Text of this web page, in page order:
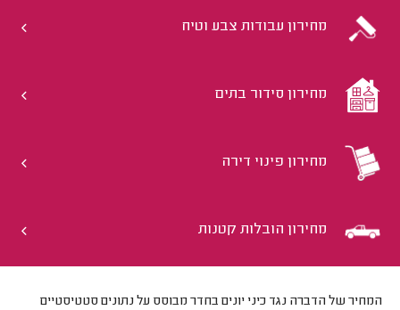
מחירון עבודות צבע וטיח
מחירון סידור בתים
מחירון פינוי דירה
מחירון הובלות קטנות
המחיר של הדברה נגד כיני יונים בחדר מבוסס על נתונים סטטיסטיים